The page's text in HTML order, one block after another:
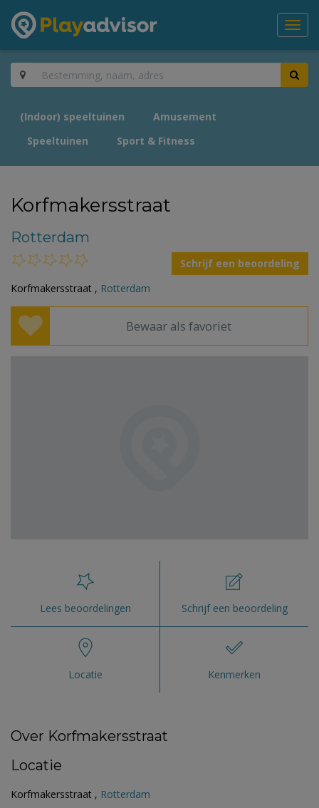
(Indoor) speeltuinen
Amusement
Speeltuinen
Sport & Fitness
Korfmakersstraat
Rotterdam
Schrijf een beoordeling
Korfmakersstraat , Rotterdam
Bewaar als favoriet
Lees beoordelingen Schrijf een beoordeling
Locatie Kenmerken
Over Korfmakersstraat
Locatie
Korfmakersstraat , Rotterdam